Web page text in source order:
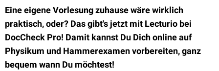
Eine eigene Vorlesung zuhause wäre wirklich
praktisch, oder? Das gibt's jetzt mit Lecturio bei
DocCheck Pro! Damit kannst Du Dich online auf
Physikum und Hammerexamen vorbereiten, ganz
bequem wann Du möchtest!